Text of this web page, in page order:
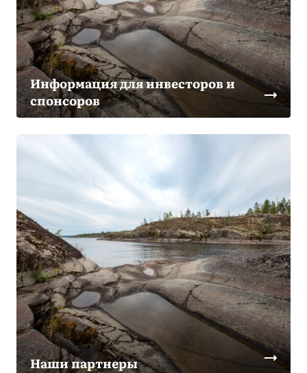
Информация для инвесторов и
спонсоров
Наши партнеры